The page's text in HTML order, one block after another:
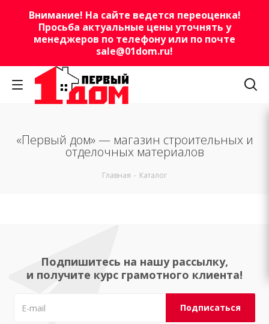
Внимание! На сайте ведется переоценка!
Просьба актуальные цены уточнять у
менеджеров по телефону или по почте
sale@01dom.ru!
«Первый дом» — магазин строительных и
отделочных материалов
Главная - Каталог
Подпишитесь на нашу рассылку,
и получите курс грамотного клиента!